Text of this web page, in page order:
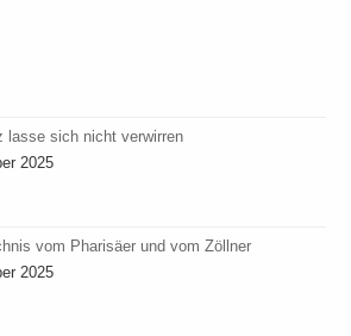
lasse sich nicht verwirren
2025
vom Pharisäer und vom Zöllner
2025